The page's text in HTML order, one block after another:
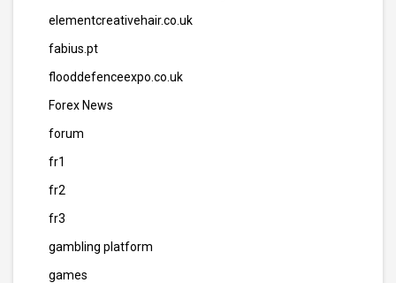
elementcreativehair.co.uk
fabius.pt
flooddefenceexpo.co.uk
Forex News
forum
fr1
fr2
fr3
gambling platform
games